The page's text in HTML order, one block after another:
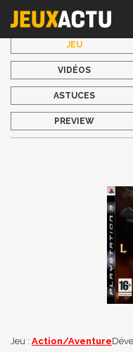
JEU
VIDÉOS
ASTUCES
PREVIEW
Jeu : Action/Aventure